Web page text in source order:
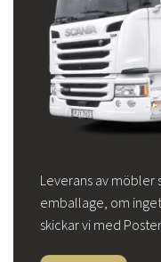
Leverans av
emballage, om
skickar vi med